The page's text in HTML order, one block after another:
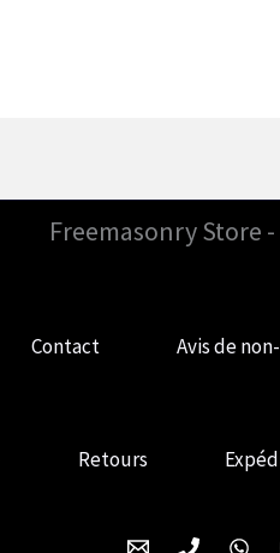
Freemasonry Store
Contact Avis de
Retours